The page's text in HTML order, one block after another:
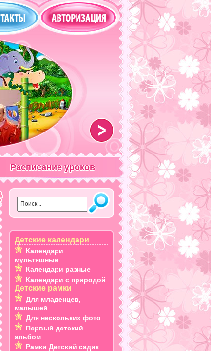
Расписание уроков
Детские календари
Календари
мультяшные
Календари разные
Календари с природой
Детские рамки
Для младенцев,
малышей
Для нескольких фото
Первый детский
альбом
Рамки Детский садик